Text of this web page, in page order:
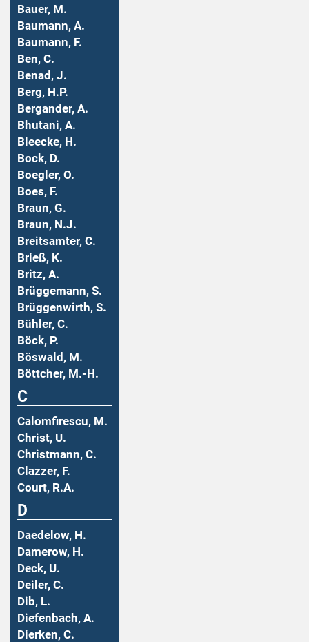
Bauer, M.
Baumann, A.
Baumann, F.
Ben, C.
Benad, J.
Berg, H.P.
Bergander, A.
Bhutani, A.
Bleecke, H.
Bock, D.
Boegler, O.
Boes, F.
Braun, G.
Braun, N.J.
Breitsamter, C.
Brieß, K.
Britz, A.
Brüggemann, S.
Brüggenwirth, S.
Bühler, C.
Böck, P.
Böswald, M.
Böttcher, M.-H.
C
Calomfirescu, M.
Christ, U.
Christmann, C.
Clazzer, F.
Court, R.A.
D
Daedelow, H.
Damerow, H.
Deck, U.
Deiler, C.
Dib, L.
Diefenbach, A.
Dierken, C.